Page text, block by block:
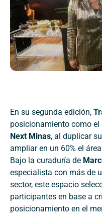
En su segunda edición,
posicionamiento como
Next Minas, al duplicar
ampliar en un 60% el
Bajo la curaduría de
especialista con más de
sector, este espacio
participantes en base a
posicionamiento en el